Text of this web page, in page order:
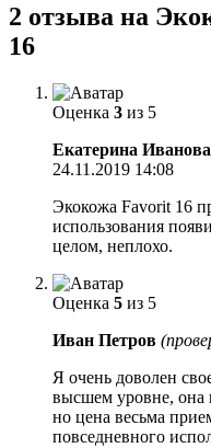
2 отзыва на
16
Оценка 3 из 5
Екатерина Иванова
24.11.2019 14:08
Экокожа Favorit 16
использования
целом, неплохо.
Оценка 5 из 5
Иван Петров
Я очень доволен
высшем уровне, она
но цена весьма
повседневного